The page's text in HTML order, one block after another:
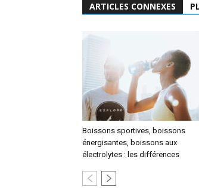
ARTICLES CONNEXES
Boissons sportives, boissons
énergisantes, boissons aux
électrolytes : les différences